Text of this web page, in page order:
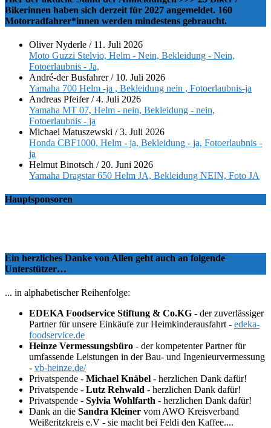
Bikerinnen haben sich derzeit für 2027 angemeldet. 160
Motorradfahrer*innen werden mindestens gebraucht.
Oliver Nyderle / 11. Juli 2026
Moto Guzzi Stelvio, Helm - Nein, Bekleidung - Nein,
Fotoerlaubnis - Ja,
André-der Busfahrer/ 10. Juli 2026
Yamaha 700 Helm -ja , Bekleidung nein , Fotoerlaubnis-ja
Andreas Pfeifer/4. Juli 2026
Yamaha MT 07, Helm - nein, Bekleidung - nein,
Fotoerlaubnis - ja
Michael Matuszewski /3. Juli 2026
Honda CBF1000, Helm - ja, Bekleidung - ja, Fotoerlaubnis -
ja
Helmut Binotsch / 20. Juni 2026
Yamaha Dragstar 650 Helm JA, Bekleidung NEIN, Foto JA
Hauptsponsoren
Ein herzliches Danke von Allen geht auch an folgende
Unterstützer…
... in alphabetischer Reihenfolge:
EDEKA Foodservice Stiftung & Co.KG - der zuverlässiger
Partner für unsere Einkäufe zur Heimkinderausfahrt - edeka-
foodservice.de
Heinze Vermessungsbüro - der kompetenter Partner für
umfassende Leistungen in der Bau- und Ingenieurvermessung
- vb-heinze.de/
Privatspende - Michael Knäbel - herzlichen Dank dafür!
Privatspende - Lutz Rehwald - herzlichen Dank dafür!
Privatspende - Sylvia Wohlfarth - herzlichen Dank dafür!
Dank an die Sandra Kleiner vom AWO Kreisverband
Weißeritzkreis e.V - sie macht bei Feldi den Kaffee....